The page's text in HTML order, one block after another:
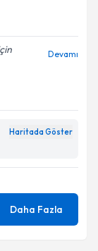
Devamı
Haritada Göster
Daha Fazla